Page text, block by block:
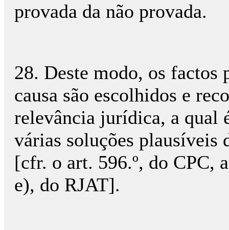
provada da não provada.
28. Deste modo, os factos
causa são escolhidos e
relevância jurídica, a qual
várias soluções plausíveis
[cfr. o art. 596.º, do CPC,
e), do RJAT].